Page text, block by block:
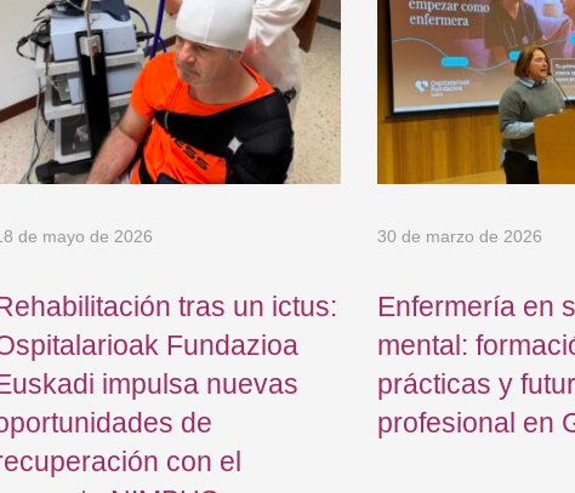
de mayo de 2026
tras un ictus:
Fundazioa
impulsa nuevas
de
con el
30 de marzo de 2026
Enfermería en
mental:
prácticas y
profesional en